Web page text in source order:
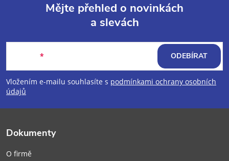
p
a
Mějte přehled o novinkách
a slevách
Vložením e-mailu souhlasíte s podmínkami ochrany osobních
údajů
ODEBÍRAT
Dokumenty
O firmě